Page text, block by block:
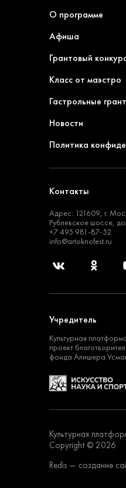
О программе
Афиша
Грантовый
Класс от маэстро
Гастрольные
Новости
Политика
Контакты
Адрес: 121609, г.
Рублевское шоссе,
+7 495 981-87-52
info@artoknofest.ru
Учредитель
Культурная
проект
фонда Алишера
Культурная
Copyright © 2026
Redis — создание